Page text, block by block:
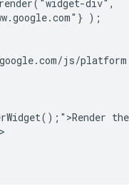
div",
);
js/